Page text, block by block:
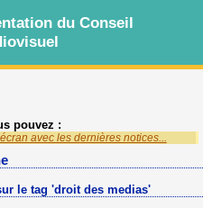
pouvez :
avec les dernières notices...
le tag 'droit des medias'
du Conseil